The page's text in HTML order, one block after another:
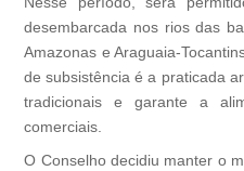
desembarcada nos rios das
Amazonas e Araguaia-
de subsistência é a praticada
tradicionais e garante a
comerciais.
O Conselho decidiu manter o